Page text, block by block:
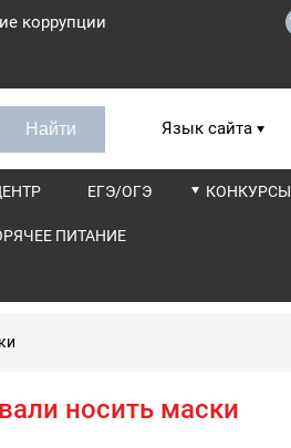
коррупции
Язык сайта
ЕГЭ/ОГЭ КОНКУРСЫ
ПИТАНИЕ
носить маски